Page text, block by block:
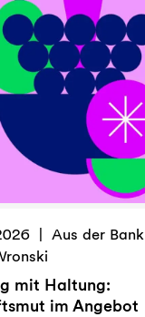
Ahlers?
Aus der Bank
mit Haltung:
im Angebot